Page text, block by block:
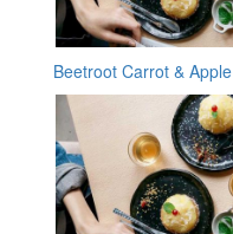
Beetroot Carrot & Apple